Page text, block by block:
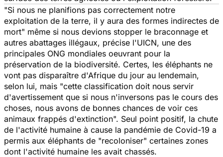
"Si nous ne planifions pas correctement notre
exploitation de la terre, il y aura des formes indirectes de
mort" même si nous devions stopper le braconnage et
autres abattages illégaux, précise l'UICN, une des
principales ONG mondiales oeuvrant pour la
préservation de la biodiversité. Certes, les éléphants ne
vont pas disparaître d'Afrique du jour au lendemain,
selon lui, mais "cette classification doit nous servir
d'avertissement que si nous n'inversons pas le cours des
choses, nous avons de bonnes chances de voir ces
animaux frappés d'extinction". Seul point positif, la chute
de l'activité humaine à cause la pandémie de Covid-19 a
permis aux éléphants de "recoloniser" certaines zones
dont l'activité humaine les avait chassés.